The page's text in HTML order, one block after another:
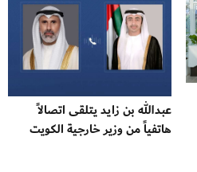
عبدالله بن زايد يتلقى اتصالاً
هاتفياً من وزير خارجية الكويت